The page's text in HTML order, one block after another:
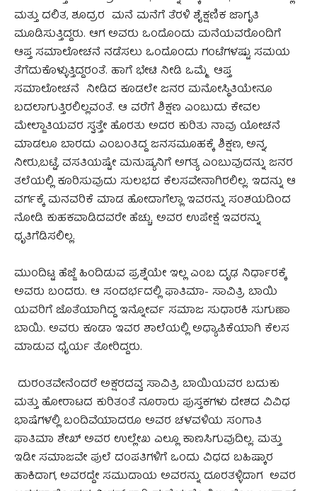
ಮತ್ತು ದಲಿತ, ಶೂದ್ರರ ಮನೆ ಮನೆಗೆ ತೆರಳಿ ಶೈಕ್ಷಣಿಕ ಜಾಗೃತಿ
ಮೂಡಿಸುತ್ತಿದ್ದರು. ಆಗ ಅವರು ಒಂದೊಂದು ಮನೆಯವರೊಂದಿಗೆ
ಆಪ್ತ ಸಮಾಲೋಚನೆ ನಡೆಸಲು ಒಂದೊಂದು ಗಂಟೆಗಳಷ್ಟು ಸಮಯ
ತೆಗೆದುಕೊಳ್ಳುತ್ತಿದ್ದರಂತೆ. ಹಾಗೆ ಭೇಟಿ ನೀಡಿ ಒಮ್ಮೆ ಆಪ್ತ
ಸಮಾಲೋಚನೆ ನೀಡಿದ ಕೂಡಲೇ ಜನರ ಮನೋಸ್ಥಿತಿಯೇನೂ
ಬದಲಾಗುತ್ತಿರಲಿಲ್ಲವಂತೆ. ಆ ವರೆಗೆ ಶಿಕ್ಷಣ ಎಂಬುದು ಕೇವಲ
ಮೇಲ್ಜಾತಿಯವರ ಸ್ವತ್ತೇ ಹೊರತು ಅದರ ಕುರಿತು ನಾವು ಯೋಚನೆ
ಮಾಡಲೂ ಬಾರದು ಎಂಬಂತಿದ್ದ ಜನಸಮೂಹಕ್ಕೆ ಶಿಕ್ಷಣ, ಅನ್ನ,
ನೀರು,ಬಟ್ಟೆ, ವಸತಿಯಷ್ಟೇ ಮನುಷ್ಯನಿಗೆ ಅಗತ್ಯ ಎಂಬುವುದನ್ನು ಜನರ
ತಲೆಯಲ್ಲಿ ಕೂರಿಸುವುದು ಸುಲಭದ ಕೆಲಸವೇನಾಗಿರಲಿಲ್ಲ. ಇದನ್ನು ಆ
ವರ್ಗಕ್ಕೆ ಮನವರಿಕೆ ಮಾಡ ಹೋದಾಗೆಲ್ಲಾ ಇವರನ್ನು ಸಂಶಯದಿಂದ
ನೋಡಿ ಕುಹಕವಾಡಿದವರೇ ಹೆಚ್ಚು.‌ ಅವರ ಉಪೇಕ್ಷೆ ಇವರನ್ನು
ಧೃತಿಗೆಡಿಸಲಿಲ್ಲ.
ಮುಂದಿಟ್ಟ ಹೆಜ್ಜೆ ಹಿಂದಿಡುವ ಪ್ರಶ್ನೆಯೇ ಇಲ್ಲ ಎಂಬ ದೃಢ ನಿರ್ಧಾರಕ್ಕೆ
ಅವರು ಬಂದರು. ಆ ಸಂದರ್ಭದಲ್ಲಿ ಫಾತಿಮಾ- ಸಾವಿತ್ರಿ ಬಾಯಿ
ಯವರಿಗೆ ಜೊತೆಯಾಗಿದ್ದ ಇನ್ನೋರ್ವ ಸಮಾಜ ಸುಧಾರಕಿ ಸುಗುಣಾ
ಬಾಯಿ. ಅವರು ಕೂಡಾ ಇವರ ಶಾಲೆಯಲ್ಲಿ ಅಧ್ಯಾಪಿಕೆಯಾಗಿ ಕೆಲಸ
ಮಾಡುವ ಧೈರ್ಯ ತೋರಿದ್ದರು.
ದುರಂತವೇನೆಂದರೆ ಅಕ್ಷರದವ್ವ ಸಾವಿತ್ರಿ ಬಾಯಿಯವರ ಬದುಕು
ಮತ್ತು ಹೋರಾಟದ ಕುರಿತಂತೆ ನೂರಾರು ಪುಸ್ತಕಗಳು ದೇಶದ ವಿವಿಧ
ಭಾಷೆಗಳಲ್ಲಿ ಬಂದಿವೆಯಾದರೂ ಅವರ ಚಳವಳಿಯ ಸಂಗಾತಿ
ಫಾತಿಮಾ ಶೇಖ್ ಅವರ ಉಲ್ಲೇಖ ಎಲ್ಲೂ ಕಾಣಸಿಗುವುದಿಲ್ಲ. ಮತ್ತು
ಇಡೀ ಸಮಾಜವೇ ಫುಲೆ ದಂಪತಿಗಳಿಗೆ ಒಂದು ವಿಧದ ಬಹಿಷ್ಕಾರ
ಹಾಕಿದಾಗ, ಅವರದ್ದೇ ಸಮುದಾಯ ಅವರನ್ನು ದೂರತಳ್ಳಿದಾಗ ಅವರ